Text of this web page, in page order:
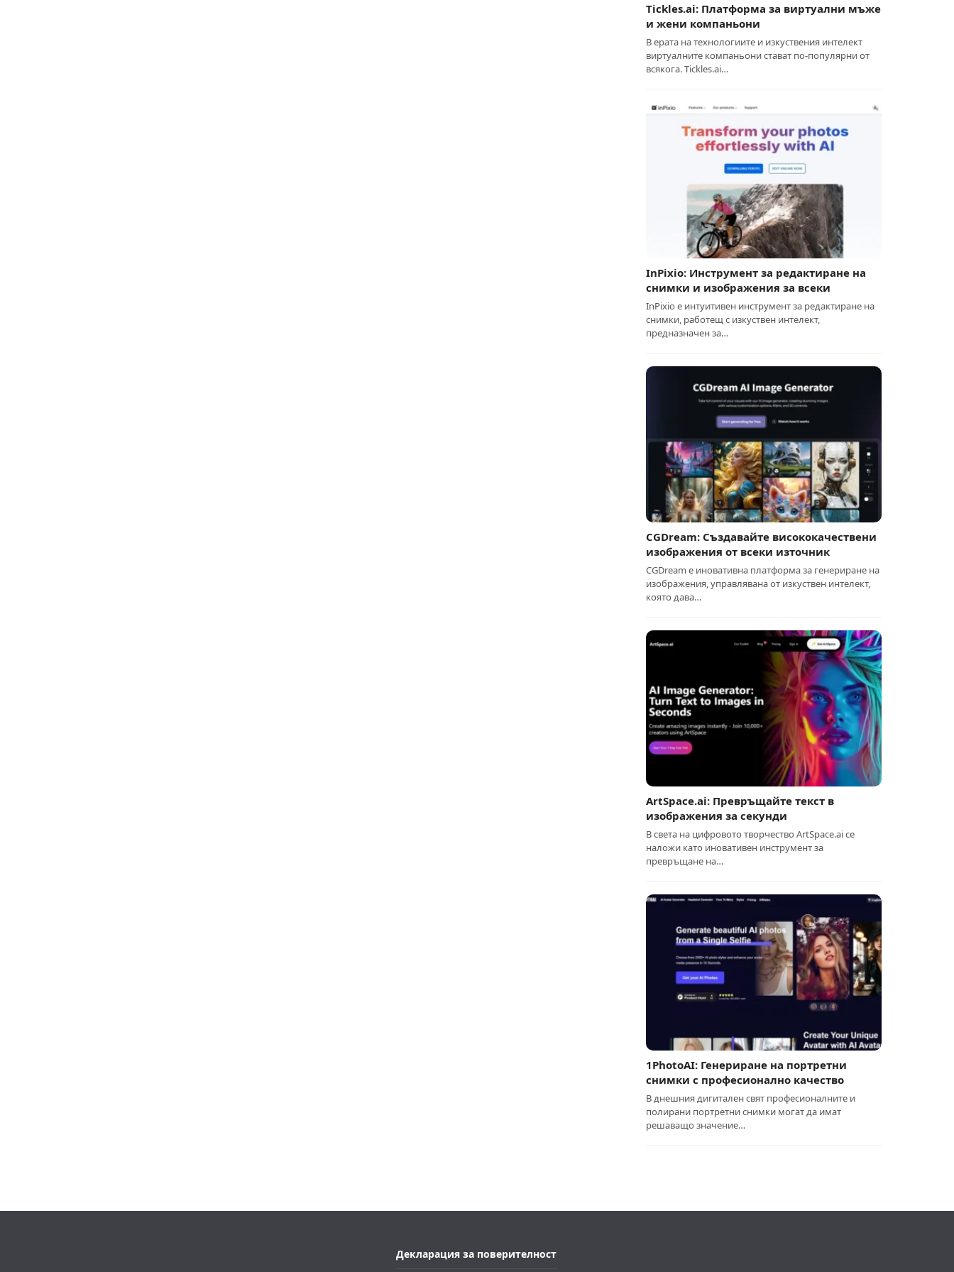
Tickles.ai: Платформа за виртуални мъже
и жени компаньони
В ерата на технологиите и изкуствения интелект
виртуалните компаньони стават по-популярни от
всякога. Tickles.ai…
InPixio: Инструмент за редактиране на
снимки и изображения за всеки
InPixio е интуитивен инструмент за редактиране на
снимки, работещ с изкуствен интелект,
предназначен за…
CGDream: Създавайте висококачествени
изображения от всеки източник
CGDream е иновативна платформа за генериране на
изображения, управлявана от изкуствен интелект,
която дава…
ArtSpace.ai: Превръщайте текст в
изображения за секунди
В света на цифровото творчество ArtSpace.ai се
наложи като иновативен инструмент за
превръщане на…
1PhotoAI: Генериране на портретни
снимки с професионално качество
В днешния дигитален свят професионалните и
полирани портретни снимки могат да имат
решаващо значение…
Декларация за поверителност